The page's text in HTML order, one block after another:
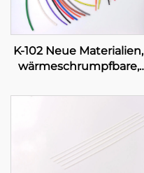
K-102 Neue Materialien,
wärmeschrumpfbare,
Schlauchleitung zur